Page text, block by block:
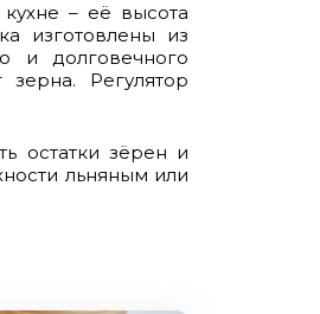
– её высота
изготовлены из
и долговечного
Регулятор
остатки зёрен и
льняным или